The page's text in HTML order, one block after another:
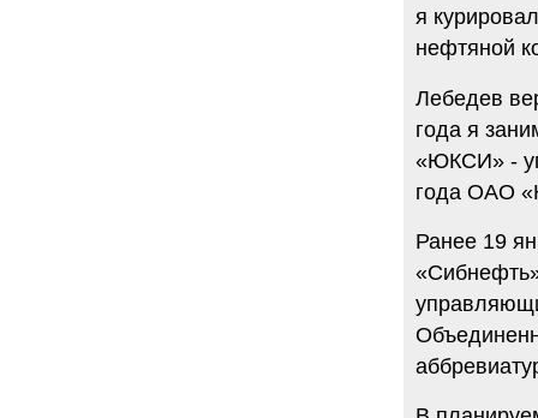
я
нефтяной
Лебедев
года я
«ЮКСИ» -
года ОАО
Ранее 19